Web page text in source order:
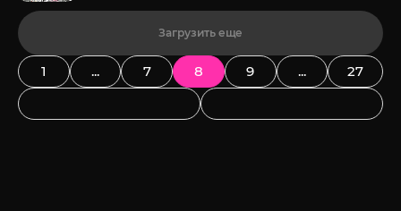
Загрузить еще
1 ... 7 8 9 ... 27